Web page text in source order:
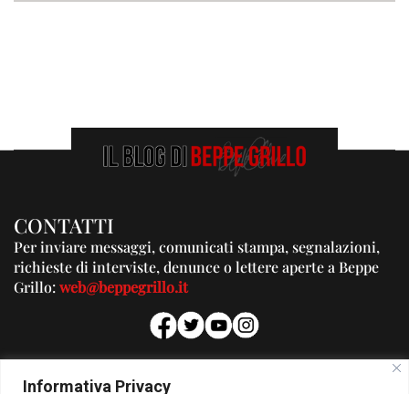
Informativa Privacy
CONTATTI
Per inviare messaggi, comunicati stampa, segnalazioni,
richieste di interviste, denunce o lettere aperte a Beppe
Grillo:web@beppegrillo.it
PUBBLICITA'